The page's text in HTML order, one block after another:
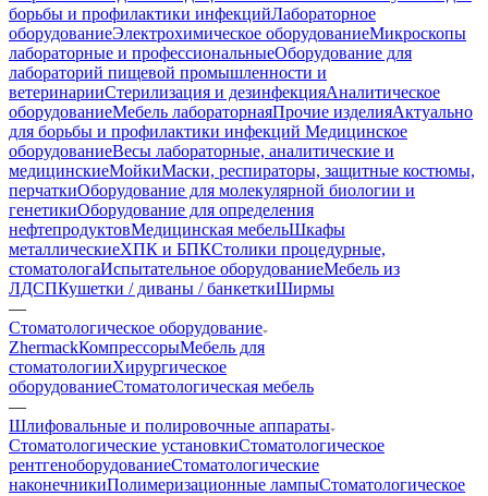
борьбы и профилактики инфекцийЛабораторное
оборудованиеЭлектрохимическое оборудованиеМикроскопы
лабораторные и профессиональныеОборудование для
лабораторий пищевой промышленности и
ветеринарииСтерилизация и дезинфекцияАналитическое
оборудованиеМебель лабораторнаяПрочие изделияАктуально
для борьбы и профилактики инфекций Медицинское
оборудованиеВесы лабораторные, аналитические и
медицинскиеМойкиМаски, респираторы, защитные костюмы,
перчаткиОборудование для молекулярной биологии и
генетикиОборудование для определения
нефтепродуктовМедицинская мебельШкафы
металлическиеХПК и БПКСтолики процедурные,
стоматологаИспытательное оборудованиеМебель из
ЛДСПКушетки / диваны / банкеткиШирмы
—
Стоматологическое оборудование
ZhermackКомпрессорыМебель для
стоматологииХирургическое
оборудованиеСтоматологическая мебель
—
Шлифовальные и полировочные аппараты
Стоматологические установкиСтоматологическое
рентгеноборудованиеСтоматологические
наконечникиПолимеризационные лампыСтоматологическое